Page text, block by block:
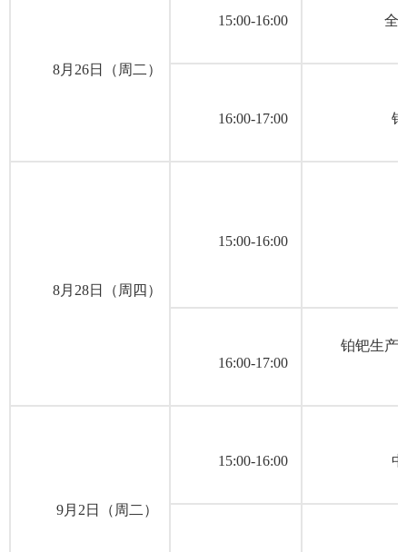
8月26日（周二）
15:00-16:00 全
16:00-17:00
8月28日（周四）
15:00-16:00
16:00-17:00
铂钯生产
9月2日（周二）
15:00-16:00